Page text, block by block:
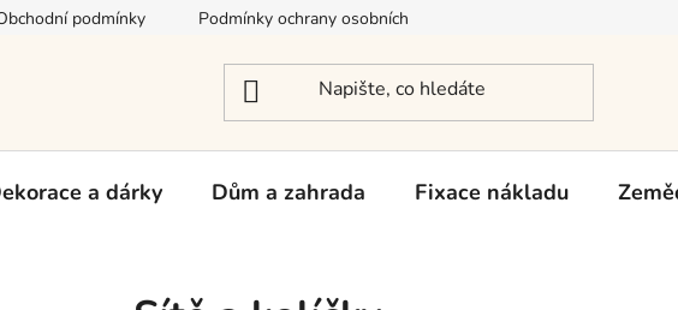
podmínky Podmínky ochrany osobních údajů
a dárky Dům a zahrada Fixace nákladu